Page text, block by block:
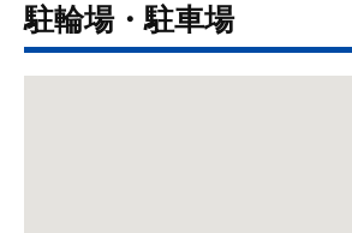
駐輪場・駐車場